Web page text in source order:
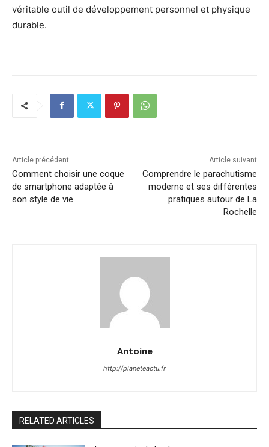
véritable outil de développement personnel et physique
durable.
Article précédent
Comment choisir une coque
de smartphone adaptée à
son style de vie
Article suivant
Comprendre le parachutisme
moderne et ses différentes
pratiques autour de La
Rochelle
Antoine
http://planeteactu.fr
RELATED ARTICLES